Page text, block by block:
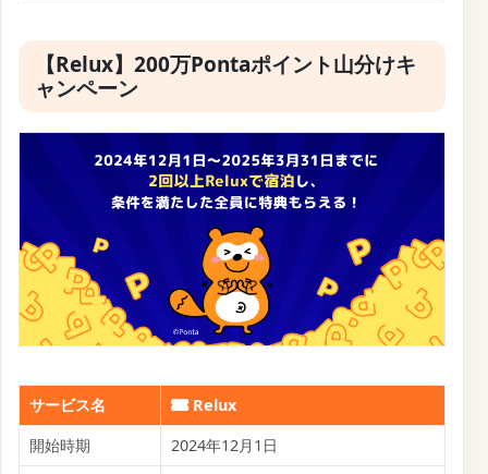
【Relux】200万Pontaポイント山分けキ
ャンペーン
サービス名
Relux
開始時期
2024年12月1日